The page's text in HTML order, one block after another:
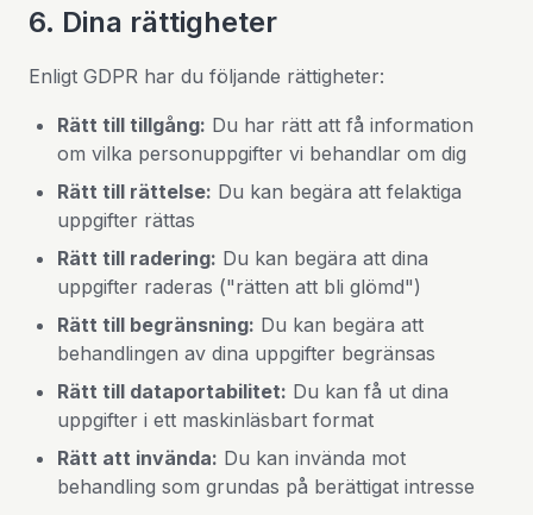
6. Dina rättigheter
Enligt GDPR har du följande rättigheter:
Rätt till tillgång: Du har rätt att få information
om vilka personuppgifter vi behandlar om dig
Rätt till rättelse: Du kan begära att felaktiga
uppgifter rättas
Rätt till radering: Du kan begära att dina
uppgifter raderas ("rätten att bli glömd")
Rätt till begränsning: Du kan begära att
behandlingen av dina uppgifter begränsas
Rätt till dataportabilitet: Du kan få ut dina
uppgifter i ett maskinläsbart format
Rätt att invända: Du kan invända mot
behandling som grundas på berättigat intresse